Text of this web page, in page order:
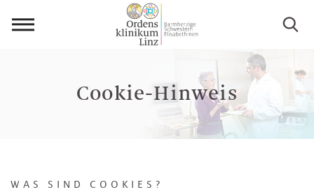
Cookie-Hinweis
WAS SIND COOKIES?